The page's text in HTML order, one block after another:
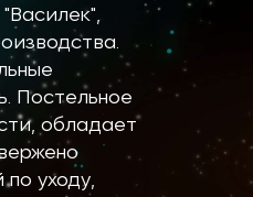
Постельное
обладает
уходу,